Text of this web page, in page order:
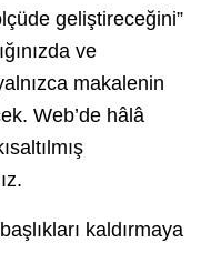
geliştireceğini”
ve
makalenin
Web’de hâlâ